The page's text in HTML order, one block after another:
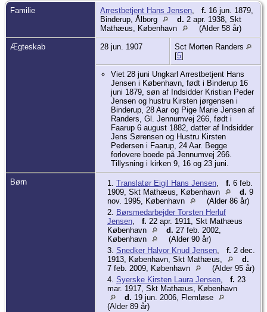
eftermiddagen. Moster Beth havde købt
en grammofon og nogle børneplader. Dem
spillede hun for mig når hun var kommet
hjem fra arbejde. En af pladerne var
”SpørgeJørgen”.
Familie Arrestbetjent Hans Jensen, f. 16 jun. 1879,
Binderup, Ålborg
d. 2 apr. 1938, Skt
Mathæus, København
(Alder 58 år)
Ægteskab 28 jun. 1907
Sct Morten Randers
[5]
Viet 28 juni Ungkarl Arrestbetjent Hans
Jensen i København, født i Binderup 16
juni 1879, søn af Indsidder Kristian Peder
Jensen og hustru Kirsten jørgensen i
Binderup, 28 Aar og Pige Marie Jensen af
Randers, Gl. Jennumvej 266, født i
Faarup 6 august 1882, datter af Indsidder
Jens Sørensen og Hustru Kirsten
Pedersen i Faarup, 24 Aar. Begge
forlovere boede på Jennumvej 266.
Tillysning i kirken 9, 16 og 23 juni.
Børn 1. Translatør Eigil Hans Jensen, f. 6 feb.
1909, Skt Mathæus, København
d. 9
nov. 1995, København
(Alder 86 år)
2. Børsmedarbejder Torsten Herluf
Jensen, f. 22 apr. 1911, Skt Mathæus
København
d. 27 feb. 2002,
København
(Alder 90 år)
3. Snedker Halvor Knud Jensen, f. 2 dec.
1913, København, Skt Mathæus,
d.
7 feb. 2009, København
(Alder 95 år)
4. Syerske Kirsten Laura Jensen, f. 23
mar. 1917, Skt Mathæus, København
d. 19 jun. 2006, Flemløse
(Alder 89 år)